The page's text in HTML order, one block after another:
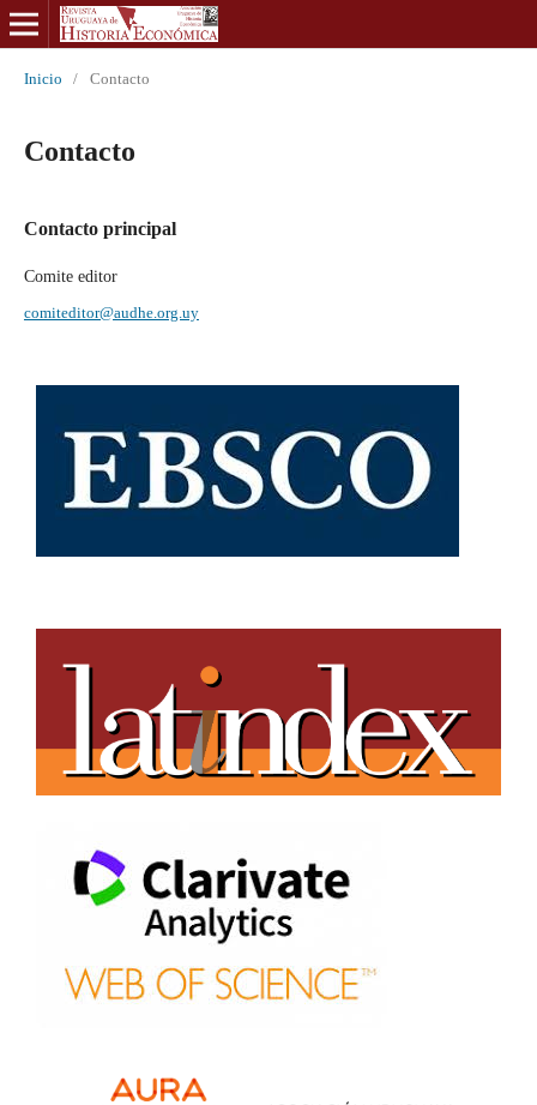
Inicio / Contacto
Contacto
Contacto principal
Comite editor
comiteditor@audhe.org.uy